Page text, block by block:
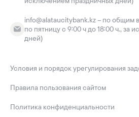
info@alataucitybank.kz – по общим
по пятницу с 9:00 ч до 18:00 ч., за
дней)
Условия и порядок урегулирования
Правила пользования сайтом
Политика конфиденциальности